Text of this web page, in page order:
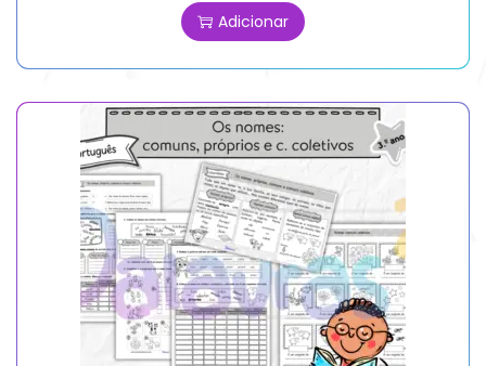
Adicionar